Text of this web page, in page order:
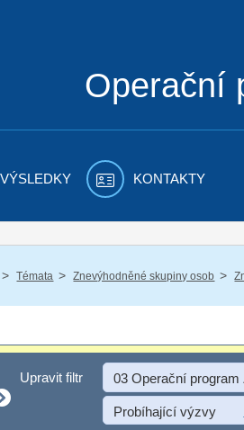
Operační
VÝSLEDKY KONTAKTY
/ Témata / Znevýhodněné skupiny osob /
Upravit filtr
Upravit filtr 03 Operační
Probíhající výzvy